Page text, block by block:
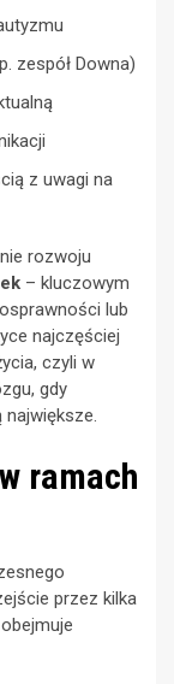
zespół Downa)
z uwagi na
rozwoju
– kluczowym
lub
najczęściej
czyli w
gdy
ramach
przez kilka